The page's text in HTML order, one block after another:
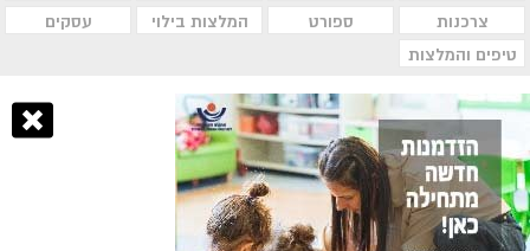
צרכנות
ספורט המלצות בילוי
עסקים
טיפים והמלצות